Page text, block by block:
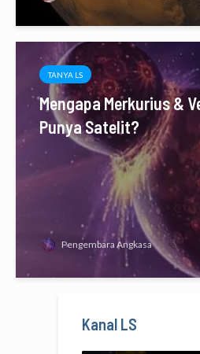
TANYA LS
Mengapa Merkurius &
Punya Satelit?
Pengembara Angkasa
Kanal LS